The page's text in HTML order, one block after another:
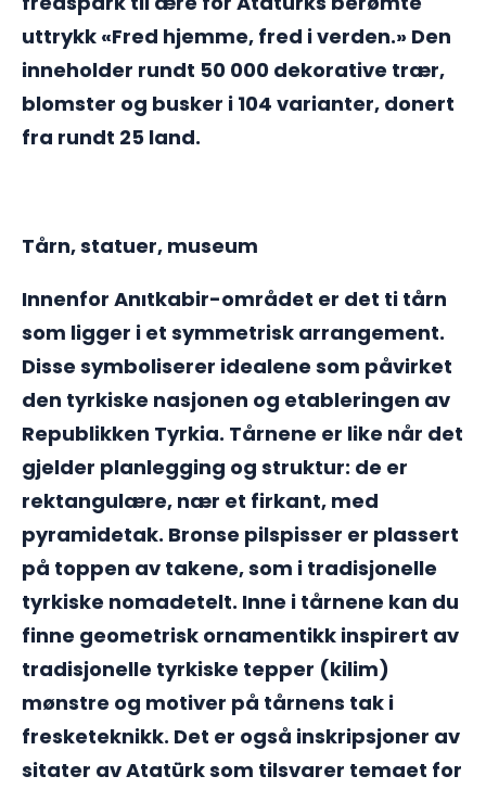
uttrykk «Fred hjemme, fred i verden.» Den
inneholder rundt 50 000 dekorative trær,
blomster og busker i 104 varianter, donert
fra rundt 25 land.
Tårn, statuer, museum
Innenfor Anıtkabir-området er det ti tårn
som ligger i et symmetrisk arrangement.
Disse symboliserer idealene som påvirket
den tyrkiske nasjonen og etableringen av
Republikken Tyrkia. Tårnene er like når det
gjelder planlegging og struktur: de er
rektangulære, nær et firkant, med
pyramidetak. Bronse pilspisser er plassert
på toppen av takene, som i tradisjonelle
tyrkiske nomadetelt. Inne i tårnene kan du
finne geometrisk ornamentikk inspirert av
tradisjonelle tyrkiske tepper (kilim)
mønstre og motiver på tårnens tak i
fresketeknikk. Det er også inskripsjoner av
sitater av Atatürk som tilsvarer temaet for